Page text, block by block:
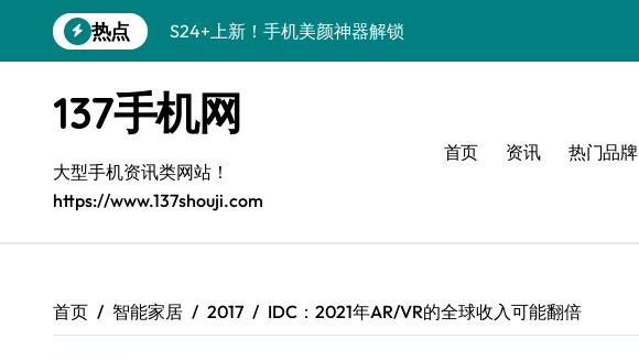
到
热点
S24+上新！手机美颜神器解锁
A56 5G登场，刷新三星时尚新高度！
三星S26上新！3招秒变手机个性美学
S25美学攻略：解锁三星个性炫彩新姿势
C55 5G潮玩秘籍：定制时尚新态度
Galaxy Z Flip6：折叠间，尽显潮流魔力！
137手机网
大型手机资讯类网站！
https://www.137shouji.com
首页 资讯 热门品牌
首页 智能家居 2017 IDC：2021年AR/VR的全球收入可能翻倍